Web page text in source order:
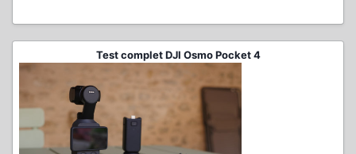
Test complet DJI Osmo Pocket 4